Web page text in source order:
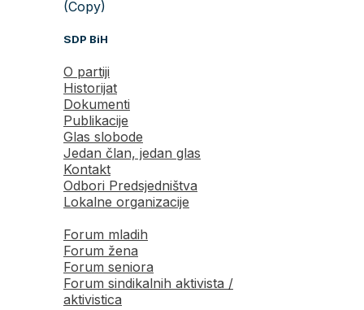
(Copy)
SDP BiH
O partiji
Historijat
Dokumenti
Publikacije
Glas slobode
Jedan član, jedan glas
Kontakt
Odbori Predsjedništva
Lokalne organizacije
Forum mladih
Forum žena
Forum seniora
Forum sindikalnih aktivista /
aktivistica